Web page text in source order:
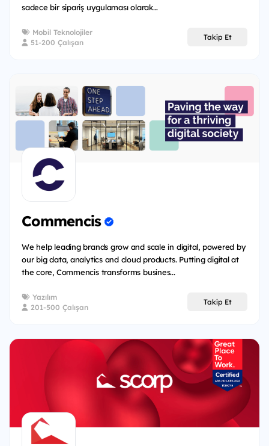
sadece bir sipariş uygulaması olarak...
Mobil Teknolojiler
51-200 Çalışan
Takip Et
Commencis
We help leading brands grow and scale in digital, powered by
our big data, analytics and cloud products. Putting digital at
the core, Commencis transforms busines...
Yazılım
201-500 Çalışan
Takip Et